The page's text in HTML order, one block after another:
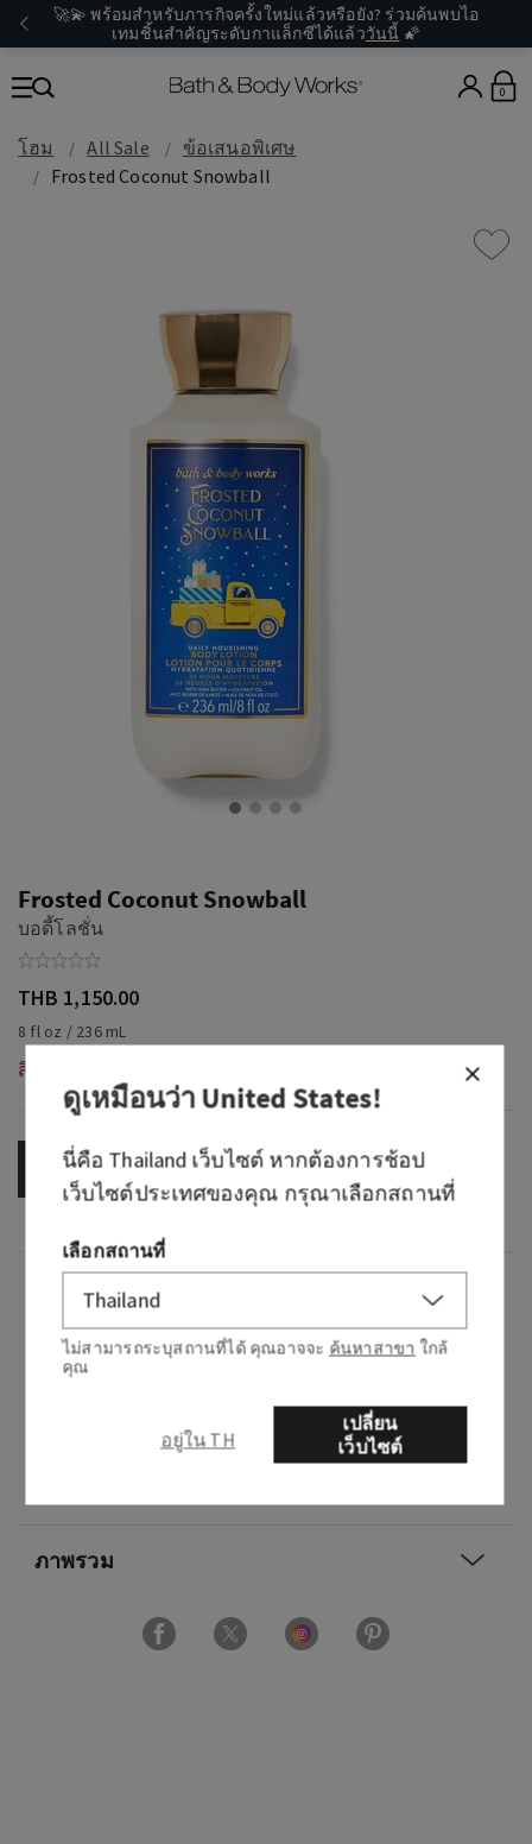
🚀💫 พร้อมสำหรับภารกิจครั้งใหม่แล้วหรือยัง? ร่วมค้นพบไอ
เทมชิ้นสำคัญระดับกาแล็กซีได้แล้ววันนี้ 🌠
0
โฮม All Sale
ข้อเสนอพิเศษ
Frosted Coconut Snowball
Frosted Coconut Snowball
บอดี้โลชั่น
THB 1,150.00
8 fl oz / 236 mL
สินค้าหมดสต็อก
OUT OF STOCK
กลิ่นหอมอย่างไร: ความสมดุลที่ไม่คาดคิดแต่
โน้ต: มะพร้าวน้ำค้างแข็ง วานิลลาขั้วโลกเหนือ
ภาพรวม
ดูเหมือนว่าUnited States!
นี่คือ Thailand เว็บไซต์ หากต้องการช้อป
เว็บไซต์ประเทศของคุณ กรุณาเลือกสถานที่
เลือกสถานที่
ไม่สามารถระบุสถานที่ได้ คุณอาจจะ ค้นหาสาขา ใกล้
คุณ
อยู่ใน TH
เปลี่ยน
เว็บไซต์